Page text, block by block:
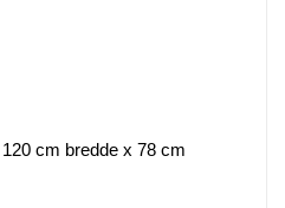
cm bredde x 78 cm